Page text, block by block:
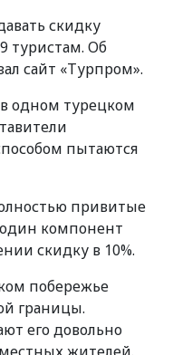
скидку
туристам. Об
сайт «Турпром».
в одном турецком
пытаются
привитые
один компонент
скидку в 10%.
побережье
границы.
его довольно